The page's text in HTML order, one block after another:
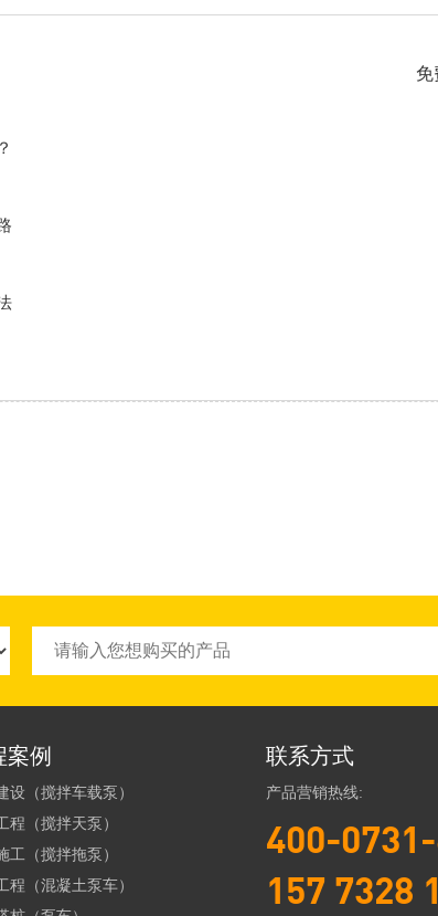
免
案例
设（搅拌车载泵）
程（搅拌天泵）
工（搅拌拖泵）
程（混凝土泵车）
联系方式
产品营销热线:
400-
157 7328